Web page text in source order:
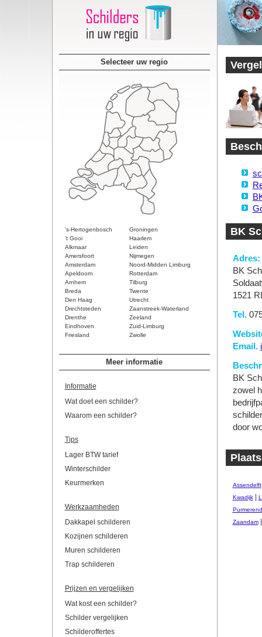
Selecteer uw regio
's-Hertogenbosch
Groningen
't Gooi
Haarlem
Alkmaar
Leiden
Amersfoort
Nijmegen
Amsterdam
Noord-Midden Limburg
Apeldoorn
Rotterdam
Arnhem
Tilburg
Breda
Twente
Den Haag
Utrecht
Drechtsteden
Zaanstreek-Waterland
Drenthe
Zeeland
Eindhoven
Zuid-Limburg
Friesland
Zwolle
Meer informatie
Informatie
Wat doet een schilder?
Waarom een schilder?
Tips
Lager BTW tarief
Winterschilder
Keurmerken
Werkzaamheden
Dakkapel schilderen
Kozijnen schilderen
Muren schilderen
Trap schilderen
Prijzen en vergelijken
Wat kost een schilder?
Schilder vergelijken
Schilderoffertes
BK
Adres:
BK
1521
Tel.
Email.
BK
zowel
door
Assendelft
Kwadijk|
Purmerend
Zaandam